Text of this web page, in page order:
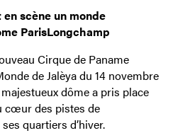
scène un monde
ParisLongchamp
Cirque de Paname
de Jalèya du 14 novembre
dôme a pris place
cœur des pistes de
quartiers d’hiver.